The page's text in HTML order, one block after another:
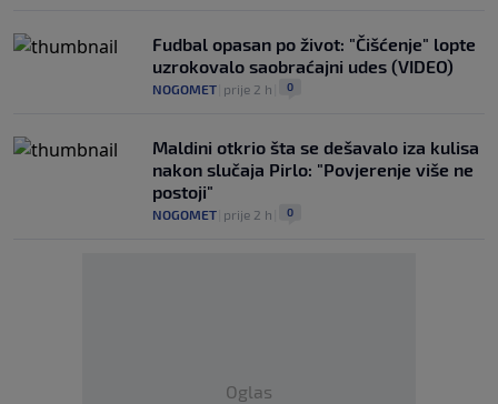
Fudbal opasan po život: "Čišćenje" lopte
uzrokovalo saobraćajni udes (VIDEO)
NOGOMET prije 2 h 0
Maldini otkrio šta se dešavalo iza kulisa
nakon slučaja Pirlo: "Povjerenje više ne
postoji"
NOGOMET prije 2 h 0
Oglas